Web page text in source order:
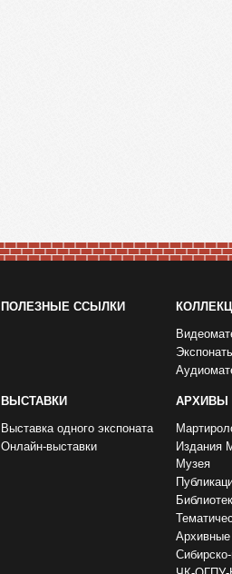
ПОЛЕЗНЫЕ ССЫЛКИ
ВЫСТАВКИ
Выставка одного экспоната
Онлайн-выставки
АРХИВЫ
Издания
Музея